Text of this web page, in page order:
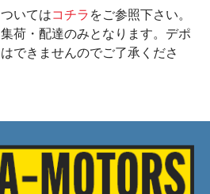
いてはコチラ をご参照下さい。
荷・配達のみとなります。デポ
できませんのでご了承くださ